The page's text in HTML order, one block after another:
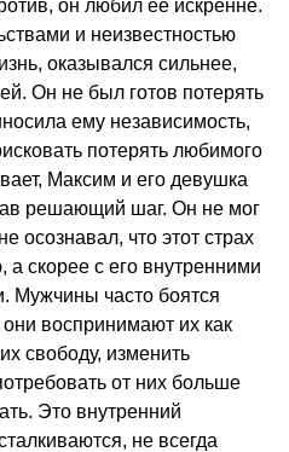
он любил её искренне.
и неизвестностью
оказывался сильнее,
Он не был готов потерять
ему независимость,
потерять любимого
Максим и его девушка
решающий шаг. Он не мог
осознавал, что этот страх
скорее с его внутренними
Мужчины часто боятся
они воспринимают их как
свободу, изменить
от них больше
Это внутренний
не всегда